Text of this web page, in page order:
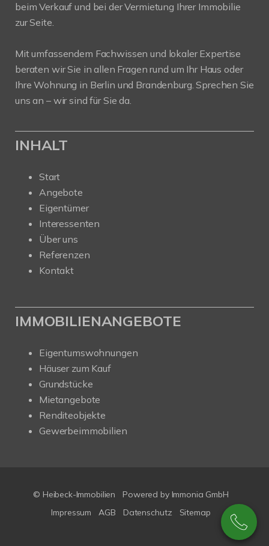
beim Verkauf und bei der Vermietung Ihrer Immobilie
zur Seite.
Mit umfassendem Fachwissen und lokaler Expertise
beraten wir Sie in allen Fragen rund um Ihr Haus oder
Ihre Wohnung in Berlin und Brandenburg. Sprechen Sie
uns an – wir sind für Sie da.
INHALT
Start
Angebote
Eigentümer
Interessenten
Über uns
Referenzen
Kontakt
IMMOBILIENANGEBOTE
Eigentumswohnungen
Häuser zum Kauf
Grundstücke
Mietangebote
Renditeobjekte
Gewerbeimmobilien
© Heibeck-Immobilien
Powered by Immonia GmbH
Impressum
AGB Datenschutz Sitemap